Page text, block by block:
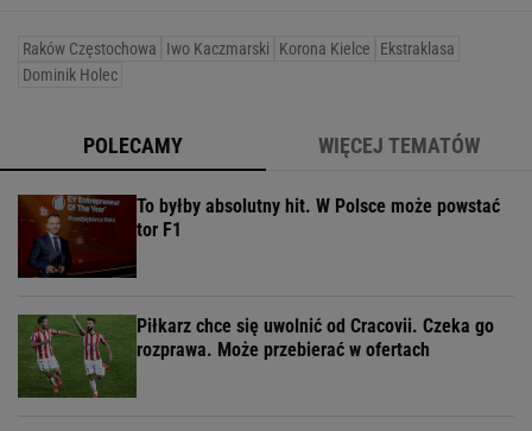
Raków Częstochowa Iwo Kaczmarski Korona Kielce
Ekstraklasa
Dominik Holec
POLECAMY WIĘCEJ TEMATÓW
To byłby absolutny hit. W Polsce może powstać
tor F1
Piłkarz chce się uwolnić od Cracovii. Czeka go
rozprawa. Może przebierać w ofertach